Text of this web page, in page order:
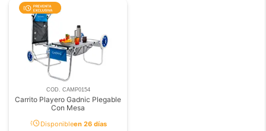
COD. CAMP0154
Carrito Playero Gadnic Plegable
Con Mesa
acuteDisponibleen 26 días